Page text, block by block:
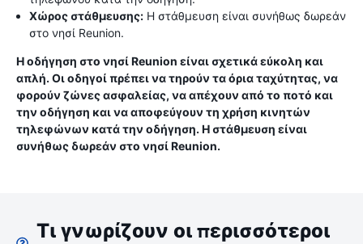
Χώρος στάθμευσης: Η στάθμευση είναι συνήθως δωρεάν
στο νησί Reunion.
Η οδήγηση στο νησί Reunion είναι σχετικά εύκολη και
απλή. Οι οδηγοί πρέπει να τηρούν τα όρια ταχύτητας, να
φορούν ζώνες ασφαλείας, να απέχουν από το ποτό και
την οδήγηση και να αποφεύγουν τη χρήση κινητών
τηλεφώνων κατά την οδήγηση. Η στάθμευση είναι
συνήθως δωρεάν στο νησί Reunion.
Τι γνωρίζουν οι περισσότεροι